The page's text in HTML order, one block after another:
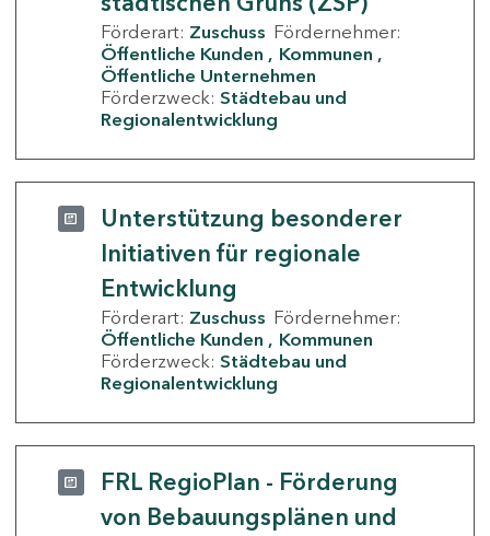
Förderart: Zuschuss Fördernehmer:
Öffentliche Kunden
Kommunen
Öffentliche Unternehmen
Förderzweck: Städtebau und
Regionalentwicklung
Unterstützung besonderer
Initiativen für regionale
Entwicklung
Förderart: Zuschuss Fördernehmer:
Öffentliche Kunden
Kommunen
Förderzweck: Städtebau und
Regionalentwicklung
FRL RegioPlan - Förderung
von Bebauungsplänen und